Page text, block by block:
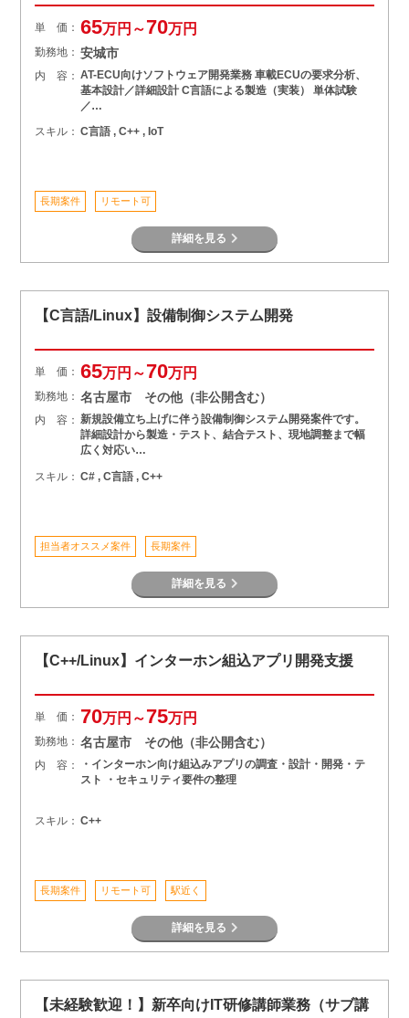
単 価： 65万円～70万円
勤務地： 安城市
内 容： AT-ECU向けソフトウェア開発業務 車載ECUの要求分析、
基本設計／詳細設計 C言語による製造（実装） 単体試験
／…
スキル： C言語 , C++ , IoT
長期案件 リモート可
詳細を見る
【C言語/Linux】設備制御システム開発
単 価： 65万円～70万円
勤務地： 名古屋市 その他（非公開含む）
内 容： 新規設備立ち上げに伴う設備制御システム開発案件です。
詳細設計から製造・テスト、結合テスト、現地調整まで幅
広く対応い…
スキル： C# , C言語 , C++
担当者オススメ案件 長期案件
詳細を見る
【C++/Linux】インターホン組込アプリ開発支援
単 価： 70万円～75万円
勤務地： 名古屋市 その他（非公開含む）
内 容：
・インターホン向け組込みアプリの調査・設計・開発・テ
スト ・セキュリティ要件の整理
スキル： C++
長期案件 リモート可 駅近く
詳細を見る
【未経験歓迎！】新卒向けIT研修講師業務（サブ講